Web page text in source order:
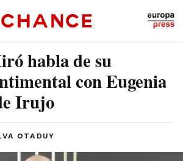
habla de su
con Eugenia
Irujo
OTADUY